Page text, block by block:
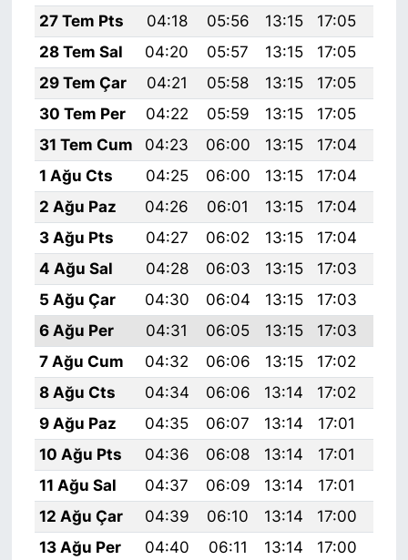
27 Tem Pts
04:18 05:56 13:15 17:05
28 Tem Sal
04:20 05:57 13:15 17:05
29 Tem Çar
04:21 05:58 13:15 17:05
30 Tem Per
04:22 05:59 13:15 17:05
31 Tem Cum
04:23 06:00 13:15 17:04
1 Ağu Cts
04:25 06:00 13:15 17:04
2 Ağu Paz
04:26 06:01 13:15 17:04
3 Ağu Pts
04:27 06:02 13:15 17:04
4 Ağu Sal
04:28 06:03 13:15 17:03
5 Ağu Çar
04:30 06:04 13:15 17:03
6 Ağu Per
04:31 06:05 13:15 17:03
7 Ağu Cum
04:32 06:06 13:15 17:02
8 Ağu Cts
04:34 06:06 13:14 17:02
9 Ağu Paz
04:35 06:07 13:14 17:01
10 Ağu Pts
04:36 06:08 13:14 17:01
11 Ağu Sal
04:37 06:09 13:14 17:01
12 Ağu Çar
04:39 06:10 13:14 17:00
13 Ağu Per
04:40 06:11 13:14 17:00